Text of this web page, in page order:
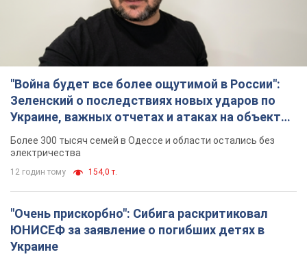
"Война будет все более ощутимой в России":
Зеленский о последствиях новых ударов по
Украине, важных отчетах и атаках на объекты
противника. Видео
Более 300 тысяч семей в Одессе и области остались без
электричества
12 годин тому 154,0 т.
"Очень прискорбно": Сибига раскритиковал
ЮНИСЕФ за заявление о погибших детях в
Украине